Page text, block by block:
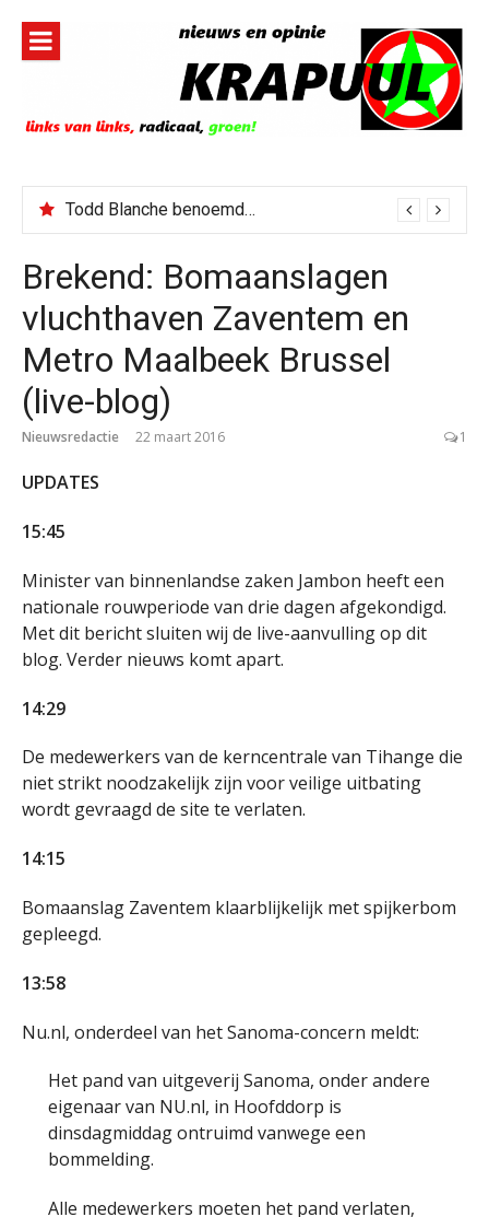
inhoud
Todd Blanche benoemd tot Attorney General
Brekend: Bomaanslagen
vluchthaven Zaventem en
Metro Maalbeek Brussel
(live-blog)
Nieuwsredactie 22 maart 2016 1
UPDATES
15:45
Minister van binnenlandse zaken Jambon heeft een
nationale rouwperiode van drie dagen afgekondigd.
Met dit bericht sluiten wij de live-aanvulling op dit
blog. Verder nieuws komt apart.
14:29
De medewerkers van de kerncentrale van Tihange die
niet strikt noodzakelijk zijn voor veilige uitbating
wordt gevraagd de site te verlaten.
14:15
Bomaanslag Zaventem klaarblijkelijk met spijkerbom
gepleegd.
13:58
Nu.nl, onderdeel van het Sanoma-concern meldt:
Het pand van uitgeverij Sanoma, onder andere
eigenaar van NU.nl, in Hoofddorp is
dinsdagmiddag ontruimd vanwege een
bommelding.
Alle medewerkers moeten het pand verlaten,